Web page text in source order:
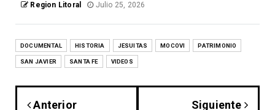
Region Litoral Julio 25, 2026
DOCUMENTAL HISTORIA JESUITAS MOCOVI PATRIMONIO
SAN JAVIER SANTA FE VIDEOS
Anterior
Siguiente